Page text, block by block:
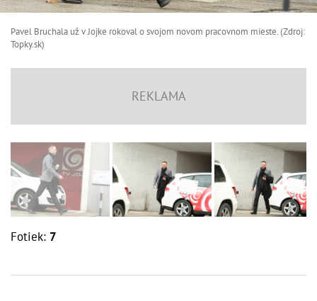
Pavel Bruchala už v Jojke rokoval o svojom novom pracovnom mieste. (Zdroj:
Topky.sk)
Fotiek: 7